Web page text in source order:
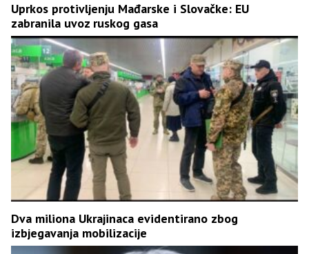
Uprkos protivljenju Mađarske i Slovačke: EU
zabranila uvoz ruskog gasa
Dva miliona Ukrajinaca evidentirano zbog
izbjegavanja mobilizacije